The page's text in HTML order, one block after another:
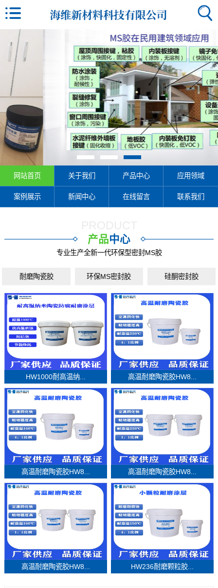
网站首页 关于我们 产品中心 应用领域
案例展示 新闻中心 在线留言 联系我们
产品中心
专业生产全新一代环保型密封MS胶
耐磨陶瓷胶 环保MS密封胶 硅酮密封胶
HW1000耐高温纳... 高温耐磨陶瓷胶HW8...
高温耐磨陶瓷胶HW8... 高温耐磨陶瓷胶HW8...
高温耐磨陶瓷胶HW8... HW236耐磨颗粒胶...